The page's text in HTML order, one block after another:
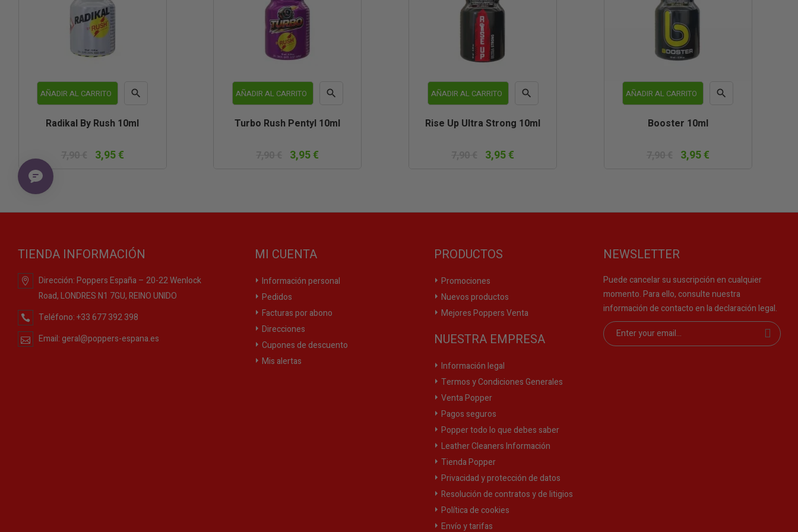
AÑADIR AL CARRITO 
Radikal By Rush 10ml
3,95 €
AÑADIR AL CARRITO 
Turbo Rush Pentyl 10ml
3,95 €
AÑADIR AL CARRITO 
Rise Up Ultra Strong 10ml
3,95 €
AÑADIR AL CARRITO 
Booster 10ml
3,95 €
TIENDA INFORMACIÓN
Dirección:Poppers España – 20-22 Wenlock
Road, LONDRES N1 7GU, REINO UNIDO
Teléfono:+33 677 392 398
Email: geral@poppers-espana.es
MI CUENTA
Información personal
Pedidos
Facturas por abono
Direcciones
Cupones de descuento
Mis alertas
PRODUCTOS
Promociones
Nuevos productos
Mejores Poppers Venta
NUESTRA EMPRESA
Información legal
Termos y Condiciones Generales
Venta Popper
Pagos seguros
Popper todo lo que debes saber
Leather Cleaners Información
Tienda Popper
Privacidad y protección de datos
Resolución de contratos y de litigios
Política de cookies
Envío y tarifas
NEWSLETTER
Puede cancelar su suscripción en cualquier
momento. Para ello, consulte nuestra
información de contacto en la declaración legal.